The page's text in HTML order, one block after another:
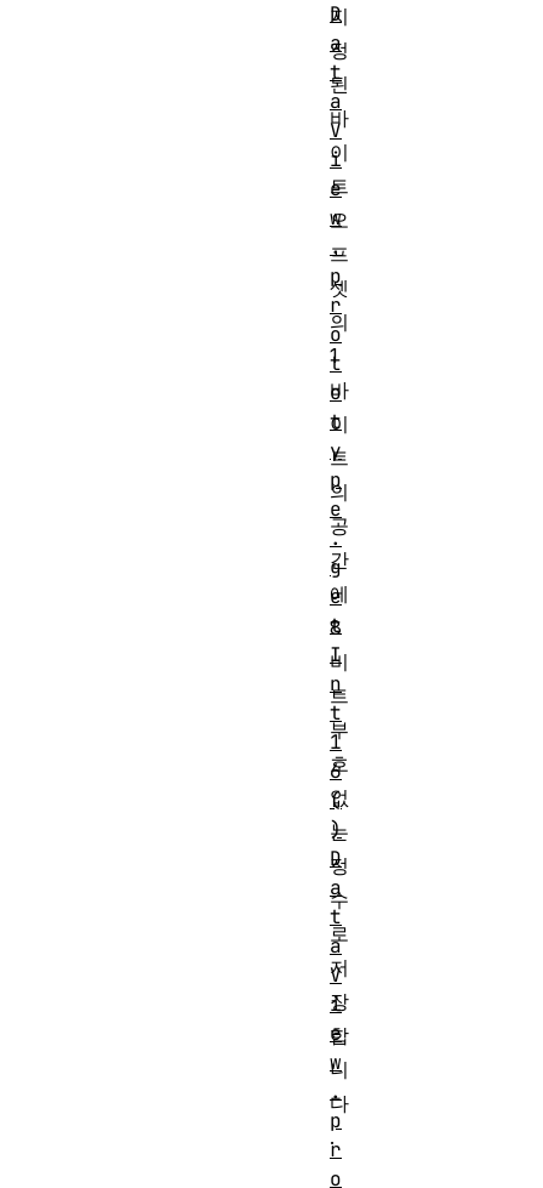
지
정
된
바
이
트
오
프
셋
의
1
바
이
트
의
공
간
에
8
비
트
부
호
없
는
정
수
로
저
장
합
니
다
.
D
a
t
a
V
i
e
w
.
p
r
o
t
o
t
y
p
e
.
g
e
t
I
n
t
1
6
(
)
D
a
t
a
V
i
e
w
.
p
r
o